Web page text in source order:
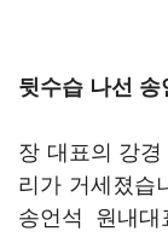
뒷수습 나선 송
장 대표의 강
리가 거세졌습
송언석 원내대